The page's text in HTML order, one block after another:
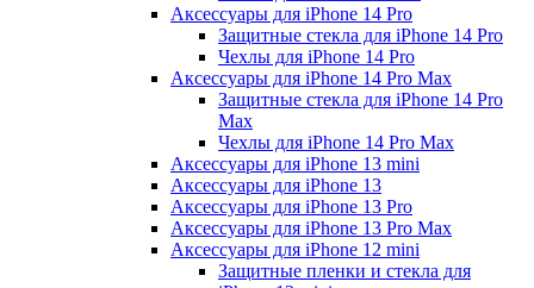
Аксессуары для iPhone 14 Pro
Защитные стекла для iPhone 14 Pro
Чехлы для iPhone 14 Pro
Аксессуары для iPhone 14 Pro Max
Защитные стекла для iPhone 14 Pro
Max
Чехлы для iPhone 14 Pro Max
Аксессуары для iPhone 13 mini
Аксессуары для iPhone 13
Аксессуары для iPhone 13 Pro
Аксессуары для iPhone 13 Pro Max
Аксессуары для iPhone 12 mini
Защитные пленки и стекла для